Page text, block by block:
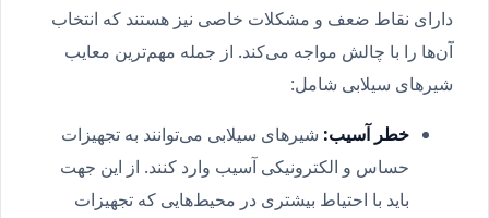
دارای نقاط ضعف و مشکلات خاصی نیز هستند که انتخاب
آن‌ها را با چالش مواجه می‌کند. از جمله مهم‌ترین معایب
شیرهای سیلابی شامل:
خطر آسیب: شیرهای سیلابی می‌توانند به تجهیزات
حساس و الکترونیکی آسیب وارد کنند. از این جهت
باید با احتیاط بیشتری در محیط‌هایی که تجهیزات